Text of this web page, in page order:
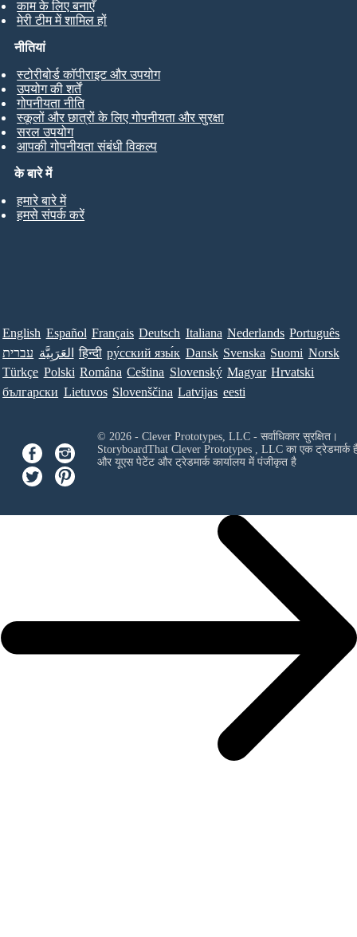
काम के लिए बनाएँ
मेरी टीम में शामिल हों
के बारे में
हमारे बारे में
हमसे संपर्क करें
नीतियां
स्टोरीबोर्ड कॉपीराइट और उपयोग
उपयोग की शर्तें
गोपनीयता नीति
स्कूलों और छात्रों के लिए गोपनीयता और सुरक्षा
सरल उपयोग
आपकी गोपनीयता संबंधी विकल्प
English Español Français Deutsch Italiana Nederlands Português
עברית العَرَبِيَّة हिन्दी ру́сский язы́к Dansk Svenska Suomi Norsk
Türkçe Polski Româna Ceština Slovenský Magyar Hrvatski
български Lietuvos Slovenščina Latvijas eesti
© 2026 - Clever Prototypes, LLC - सर्वाधिकार सुरक्षित।
StoryboardThat Clever Prototypes , LLCका एक ट्रेडमार्क
और यूएस पेटेंट और ट्रेडमार्क कार्यालय में पंजीकृत है